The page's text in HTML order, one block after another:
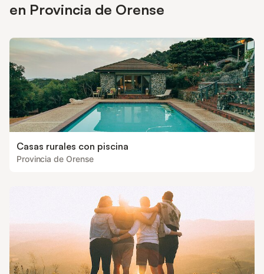
en Provincia de Orense
Casas rurales con piscina
Provincia de Orense